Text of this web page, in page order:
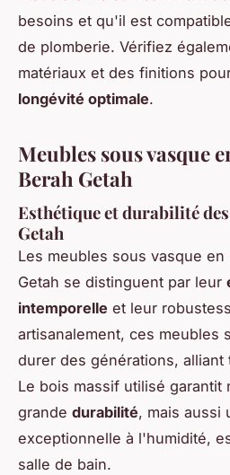
besoins et qu'il est
de plomberie. Vérifiez
matériaux et des finitions
longévité optimale.
Meubles sous vasque
Berah Getah
Esthétique et durabilité
Getah
Les meubles sous vasque
Getah se distinguent par leur
intemporelle et leur
artisanalement, ces meubles
durer des générations,
Le bois massif utilisé garantit
grande durabilité, mais aussi
exceptionnelle à l'humidité,
salle de bain.